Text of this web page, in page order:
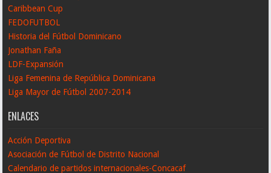
Caribbean Cup
FEDOFUTBOL
Historia del Fútbol Dominicano
Jonathan Faña
LDF-Expansión
Liga Femenina de República Dominicana
Liga Mayor de Fútbol 2007-2014
ENLACES
Acción Deportiva
Asociación de Fútbol de Distrito Nacional
Calendario de partidos internacionales-Concacaf